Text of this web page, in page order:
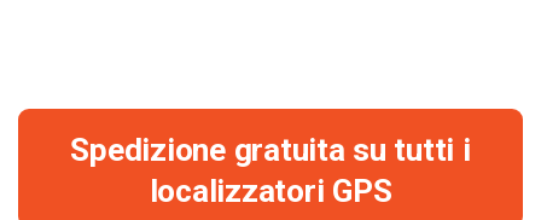
Spedizione gratuita su tutti i
localizzatori GPS